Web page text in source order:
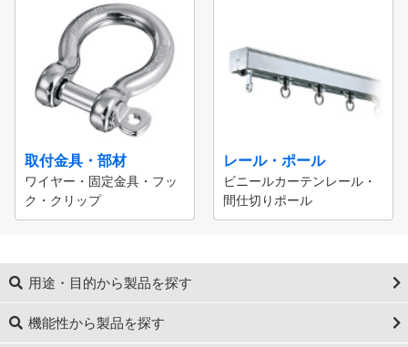
取付金具・部材
ワイヤー・固定金具・フッ
ク・クリップ
レール・ポール
ビニールカーテンレール・
間仕切りポール
用途・目的から製品を探す
機能性から製品を探す